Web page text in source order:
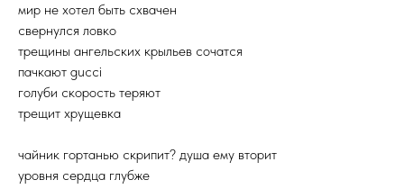
мир не хотел быть схвачен
свернулся ловко
трещины ангельских крыльев сочатся
пачкают gucci
голуби скорость теряют
трещит хрущевка
чайник гортанью скрипит? душа ему вторит
уровня сердца глубже